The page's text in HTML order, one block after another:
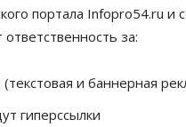
портала Infopro54.ru и
за:
и баннерная
гиперссылки